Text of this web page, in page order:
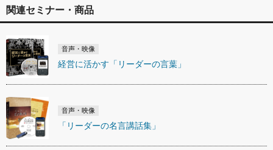
関連セミナー・商品
音声・映像
経営に活かす「リーダーの言葉」
音声・映像
「リーダーの名言講話集」